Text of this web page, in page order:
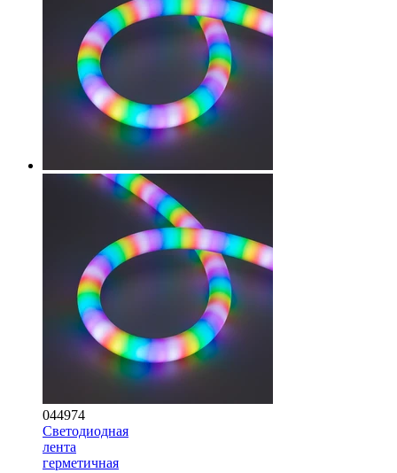
044974
Светодиодная
лента
герметичная